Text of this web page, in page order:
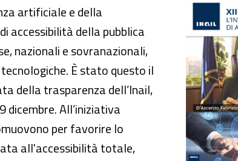
al centro della
artificiale e della
accessibilità della pubblica
nazionali e sovranazionali,
È stato questo il
della trasparenza dell’Inail,
All’iniziativa
per favorire lo
all'accessibilità totale,